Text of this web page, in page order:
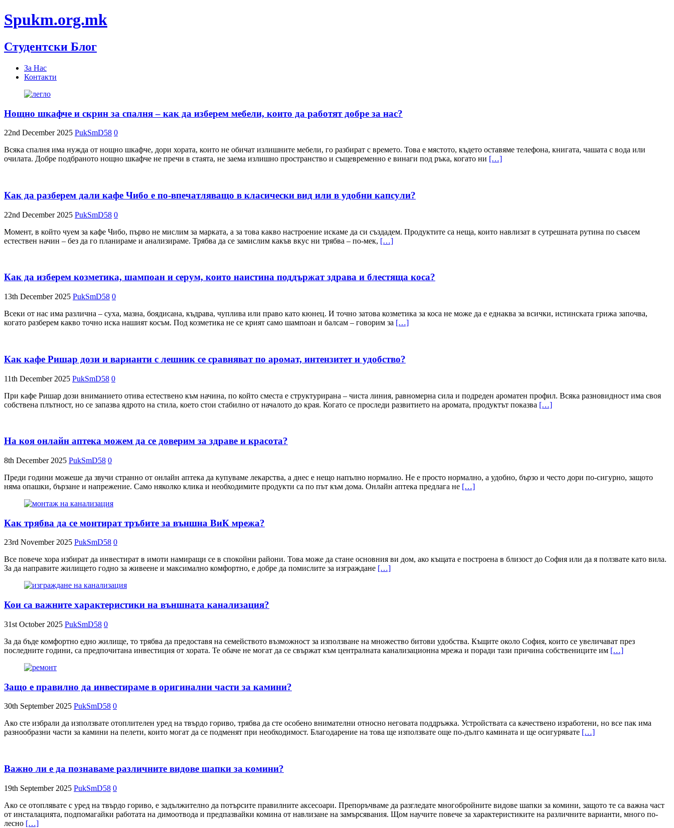
Spukm.org.mk
Студентски Блог
За Нас
Контакти
Нощно шкафче и скрин за спалня – как да изберем мебели, които да работят добре за нас?
22nd December 2025 PukSmD58 0
Всяка спалня има нужда от нощно шкафче, дори хората, които не обичат излишните мебели, го разбират с времето. Това е мястото, където оставяме телефона, книгата, чашата с вода или
очилата. Добре подбраното нощно шкафче не пречи в стаята, не заема излишно пространство и същевременно е винаги под ръка, когато ни […]
Как да разберем дали кафе Чибо е по-впечатляващо в класически вид или в удобни капсули?
22nd December 2025 PukSmD58 0
Момент, в който чуем за кафе Чибо, първо не мислим за марката, а за това какво настроение искаме да си създадем. Продуктите са неща, които навлизат в сутрешната рутина по съвсем
естествен начин – без да го планираме и анализираме. Трябва да се замислим какъв вкус ни трябва – по-мек, […]
Как да изберем козметика, шампоан и серум, които наистина поддържат здрава и блестяща коса?
13th December 2025 PukSmD58 0
Всеки от нас има различна – суха, мазна, боядисана, къдрава, чуплива или право като кюнец. И точно затова козметика за коса не може да е еднаква за всички, истинската грижа започва,
когато разберем какво точно иска нашият косъм. Под козметика не се крият само шампоан и балсам – говорим за […]
Как кафе Ришар дози и варианти с лешник се сравняват по аромат, интензитет и удобство?
11th December 2025 PukSmD58 0
При кафе Ришар дози вниманието отива естествено към начина, по който сместа е структурирана – чиста линия, равномерна сила и подреден ароматен профил. Всяка разновидност има своя
собствена плътност, но се запазва ядрото на стила, което стои стабилно от началото до края. Когато се проследи развитието на аромата, продуктът показва […]
На коя онлайн аптека можем да се доверим за здраве и красота?
8th December 2025 PukSmD58 0
Преди години можеше да звучи странно от онлайн аптека да купуваме лекарства, а днес е нещо напълно нормално. Не е просто нормално, а удобно, бързо и често дори по-сигурно, защото
няма опашки, бързане и напрежение. Само няколко клика и необходимите продукти са по път към дома. Онлайн аптека предлага не […]
Как трябва да се монтират тръбите за външна ВиК мрежа?
23rd November 2025 PukSmD58 0
Все повече хора избират да инвестират в имоти намиращи се в спокойни райони. Това може да стане основния ви дом, ако къщата е построена в близост до София или да я ползвате като вила.
За да направите жилището годно за живеене и максимално комфортно, е добре да помислите за изграждане […]
Кои са важните характеристики на външната канализация?
31st October 2025 PukSmD58 0
За да бъде комфортно едно жилище, то трябва да предоставя на семейството възможност за използване на множество битови удобства. Къщите около София, които се увеличават през
последните години, са предпочитана инвестиция от хората. Те обаче не могат да се свържат към централната канализационна мрежа и поради тази причина собствениците им […]
Защо е правилно да инвестираме в оригинални части за камини?
30th September 2025 PukSmD58 0
Ако сте избрали да използвате отоплителен уред на твърдо гориво, трябва да сте особено внимателни относно неговата поддръжка. Устройствата са качествено изработени, но все пак има
разнообразни части за камини на пелети, които могат да се подменят при необходимост. Благодарение на това ще използвате още по-дълго камината и ще осигурявате […]
Важно ли е да познаваме различните видове шапки за комини?
19th September 2025 PukSmD58 0
Ако се отоплявате с уред на твърдо гориво, е задължително да потърсите правилните аксесоари. Препоръчваме да разгледате многобройните видове шапки за комини, защото те са важна част
от инсталацията, подпомагайки работата на димоотвода и предпазвайки комина от навлизане на замърсявания. Щом научите повече за характеристиките на различните варианти, много по-
лесно […]